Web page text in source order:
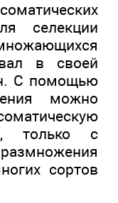
селекции
в своей
С помощью
можно
только с
сортов